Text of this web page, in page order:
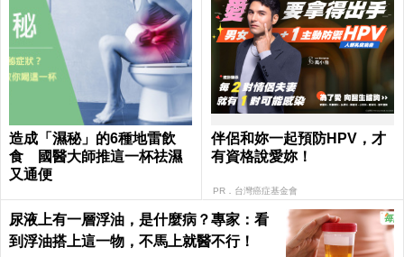
造成「濕秘」的6種地雷飲
食 國醫大師推這一杯祛濕
又通便
伴侶和妳一起預防HPV，才
有資格說愛妳！
PR．台灣癌症基金會
尿液上有一層浮油，是什麼病？專家：看
到浮油搭上這一物，不馬上就醫不行！